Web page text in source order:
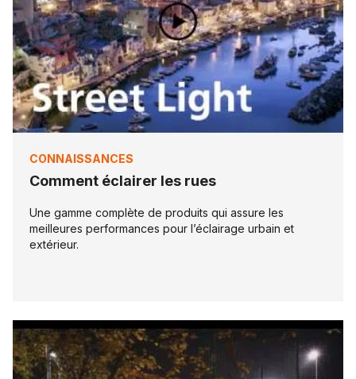
CONNAISSANCES
Comment éclairer les rues
Une gamme complète de produits qui assure les
meilleures performances pour l’éclairage urbain et
extérieur.